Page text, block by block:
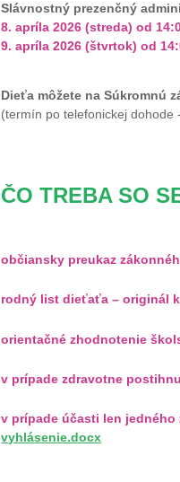
Slávnostný prezenčný
8. apríla 2026 (streda) od
9. apríla 2026 (štvrtok) od
Dieťa môžete na Súkromnú
(termín po telefonickej dohode
ČO TREBA SO
občiansky preukaz
rodný list dieťaťa – originál
orientačné zhodnotenie
v prípade zdravotne
v prípade účasti len
vyhlásenie.docx